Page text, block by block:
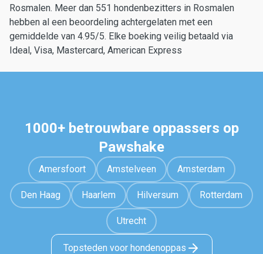
Rosmalen. Meer dan 551 hondenbezitters in Rosmalen
hebben al een beoordeling achtergelaten met een
gemiddelde van 4.95/5. Elke boeking veilig betaald via
Ideal, Visa, Mastercard, American Express
1000+ betrouwbare oppassers op
Pawshake
Amersfoort Amstelveen Amsterdam
Den Haag Haarlem Hilversum Rotterdam
Utrecht
Topsteden voor hondenoppas